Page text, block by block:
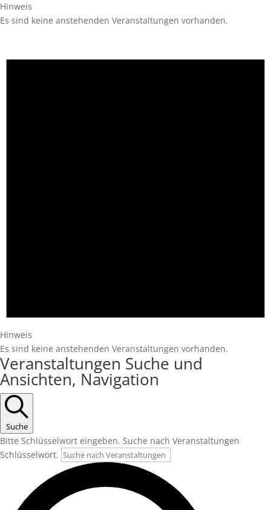
Hinweis
Es sind keine anstehenden Veranstaltungen vorhanden.
Hinweis
Es sind keine anstehenden Veranstaltungen vorhanden.
Veranstaltungen Suche und
Ansichten, Navigation
Suche
Bitte Schlüsselwort eingeben. Suche nach Veranstaltungen
Schlüsselwort.